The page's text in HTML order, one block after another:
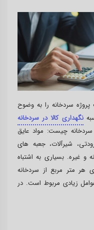
سردخانه را به وضوح
نگهداری کالا در سردخانه
چیست: مواد عایق
شیرآلات، جعبه های
غیره. بسیاری به اشتباه
هر متر مربع از سردخانه
زیادی مربوط است. در